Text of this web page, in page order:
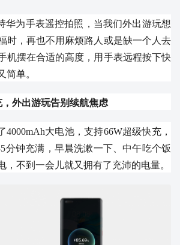
华为手表遥控拍照，当我们外出游玩想
时，再也不用麻烦路人或是缺一个人去
机摆在合适的高度，用手表远程按下快
简单。
外出游玩告别续航焦虑
4000mAh大电池，支持66W超级快充，
分钟充满，早晨洗漱一下、中午吃个饭
，不到一会儿就又拥有了充沛的电量。